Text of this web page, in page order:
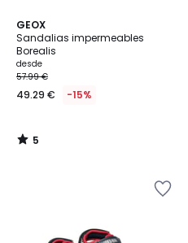
GEOX
Sandalias impermeables
Borealis
desde
57.99 €
49.29 € -15%
5
/
5
5
/